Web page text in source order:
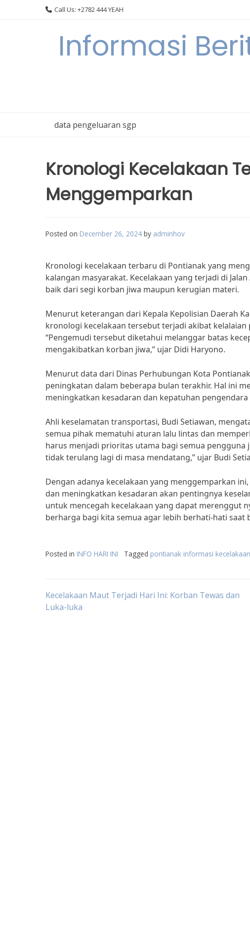
Call Us: +2782 444 YEAH
Informasi
data pengeluaran sgp
Kronologi Kecelakaan
Menggemparkan
Posted on December 26, 2024 by adminhov
Kronologi kecelakaan terbaru di Pontianak yang
kalangan masyarakat. Kecelakaan yang terjadi di
baik dari segi korban jiwa maupun kerugian materi.
Menurut keterangan dari Kepala Kepolisian Daerah
kronologi kecelakaan tersebut terjadi akibat
“Pengemudi tersebut diketahui melanggar batas
mengakibatkan korban jiwa,” ujar Didi Haryono.
Menurut data dari Dinas Perhubungan Kota
peningkatan dalam beberapa bulan terakhir. Hal ini
meningkatkan kesadaran dan kepatuhan pengendara
Ahli keselamatan transportasi, Budi Setiawan,
semua pihak mematuhi aturan lalu lintas dan
harus menjadi prioritas utama bagi semua
tidak terulang lagi di masa mendatang,” ujar Budi
Dengan adanya kecelakaan yang menggemparkan
dan meningkatkan kesadaran akan pentingnya
untuk mencegah kecelakaan yang dapat merenggut
berharga bagi kita semua agar lebih berhati-hati saat
Posted in INFO HARI INI Tagged pontianak informasi
Post
Kecelakaan Maut Terjadi Hari Ini: Korban Tewas dan
Luka-luka